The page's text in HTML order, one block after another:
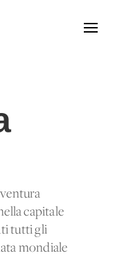
capitale
tutti gli
mondiale